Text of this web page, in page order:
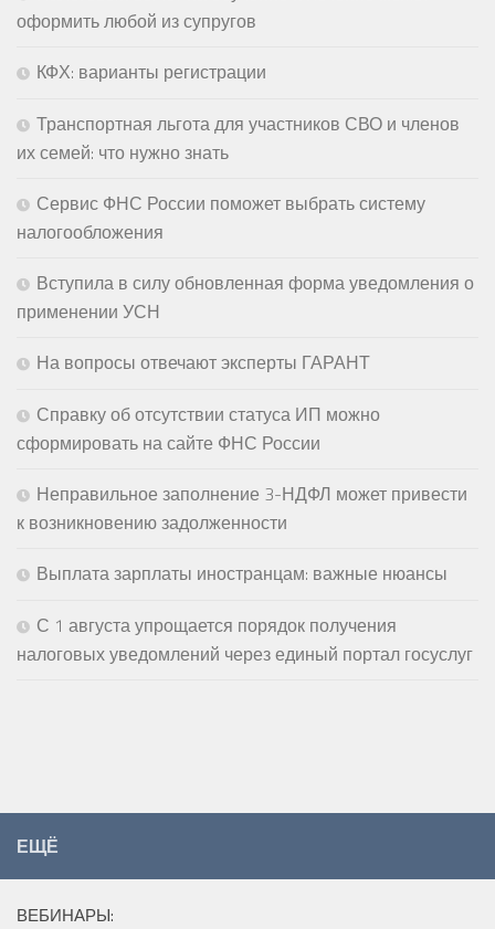
оформить любой из супругов
КФХ: варианты регистрации
Транспортная льгота для участников СВО и членов
их семей: что нужно знать
Сервис ФНС России поможет выбрать систему
налогообложения
Вступила в силу обновленная форма уведомления о
применении УСН
На вопросы отвечают эксперты ГАРАНТ
Справку об отсутствии статуса ИП можно
сформировать на сайте ФНС России
Неправильное заполнение 3-НДФЛ может привести
к возникновению задолженности
Выплата зарплаты иностранцам: важные нюансы
С 1 августа упрощается порядок получения
налоговых уведомлений через единый портал госуслуг
ЕЩЁ
ВЕБИНАРЫ: